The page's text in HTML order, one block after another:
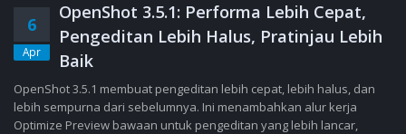
6
Apr
OpenShot 3.5.1: Performa Lebih Cepat,
Pengeditan Lebih Halus, Pratinjau Lebih
Baik
OpenShot 3.5.1 membuat pengeditan lebih cepat, lebih halus, dan
lebih sempurna dari sebelumnya. Ini menambahkan alur kerja
Optimize Preview bawaan untuk pengeditan yang lebih lancar,